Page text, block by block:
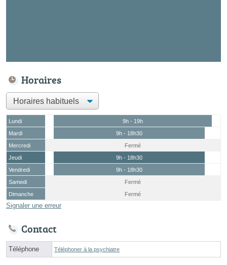
Horaires
Lundi
9h - 19h
Mardi
9h - 18h30
Mercredi
Fermé
Jeudi
9h - 18h30
Vendredi
9h - 18h30
Samedi
Fermé
Dimanche
Fermé
Signaler une erreur
Contact
Téléphone Téléphoner à la psychiatre